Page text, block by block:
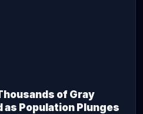
of Gray
as Population Plunges